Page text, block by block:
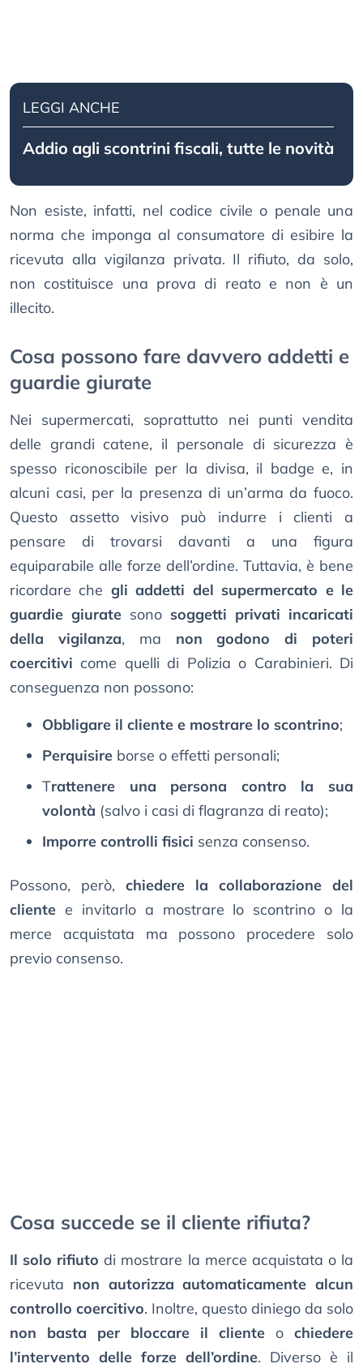
LEGGI ANCHE
Addio agli scontrini fiscali, tutte le novità
Non esiste, infatti, nel codice civile o penale una
norma che imponga al consumatore di esibire la
ricevuta alla vigilanza privata. Il rifiuto, da solo,
non costituisce una prova di reato e non è un
illecito.
Cosa possono fare davvero addetti e
guardie giurate
Nei supermercati, soprattutto nei punti vendita
delle grandi catene, il personale di sicurezza è
spesso riconoscibile per la divisa, il badge e, in
alcuni casi, per la presenza di un’arma da fuoco.
Questo assetto visivo può indurre i clienti a
pensare di trovarsi davanti a una figura
equiparabile alle forze dell’ordine. Tuttavia, è bene
ricordare che gli addetti del supermercato e le
guardie giurate sono soggetti privati incaricati
della vigilanza, ma non godono di poteri
coercitivi come quelli di Polizia o Carabinieri. Di
conseguenza non possono:
Obbligare il cliente e mostrare lo scontrino;
Perquisire borse o effetti personali;
Trattenere una persona contro la sua
volontà (salvo i casi di flagranza di reato);
Imporre controlli fisici senza consenso.
Possono, però, chiedere la collaborazione del
cliente e invitarlo a mostrare lo scontrino o la
merce acquistata ma possono procedere solo
previo consenso.
Cosa succede se il cliente rifiuta?
Il solo rifiuto di mostrare la merce acquistata o la
ricevuta non autorizza automaticamente alcun
controllo coercitivo. Inoltre, questo diniego da solo
non basta per bloccare il cliente o chiedere
l’intervento delle forze dell’ordine. Diverso è il